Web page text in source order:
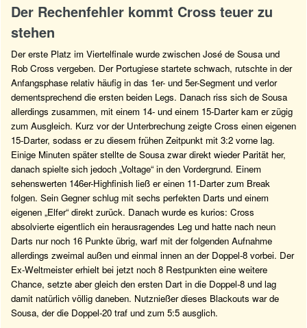
Der Rechenfehler kommt Cross teuer zu
stehen
Der erste Platz im Viertelfinale wurde zwischen José de Sousa und
Rob Cross vergeben. Der Portugiese startete schwach, rutschte in der
Anfangsphase relativ häufig in das 1er- und 5er-Segment und verlor
dementsprechend die ersten beiden Legs. Danach riss sich de Sousa
allerdings zusammen, mit einem 14- und einem 15-Darter kam er zügig
zum Ausgleich. Kurz vor der Unterbrechung zeigte Cross einen eigenen
15-Darter, sodass er zu diesem frühen Zeitpunkt mit 3:2 vorne lag.
Einige Minuten später stellte de Sousa zwar direkt wieder Parität her,
danach spielte sich jedoch „Voltage“ in den Vordergrund. Einem
sehenswerten 146er-Highfinish ließ er einen 11-Darter zum Break
folgen. Sein Gegner schlug mit sechs perfekten Darts und einem
eigenen „Elfer“ direkt zurück. Danach wurde es kurios: Cross
absolvierte eigentlich ein herausragendes Leg und hatte nach neun
Darts nur noch 16 Punkte übrig, warf mit der folgenden Aufnahme
allerdings zweimal außen und einmal innen an der Doppel-8 vorbei. Der
Ex-Weltmeister erhielt bei jetzt noch 8 Restpunkten eine weitere
Chance, setzte aber gleich den ersten Dart in die Doppel-8 und lag
damit natürlich völlig daneben. Nutznießer dieses Blackouts war de
Sousa, der die Doppel-20 traf und zum 5:5 ausglich.